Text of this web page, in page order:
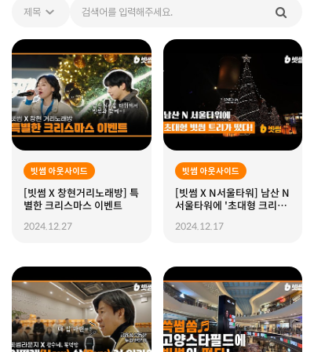
빗썸 아웃사이드
[빗썸 X 창현거리노래방] 특
별한 크리스마스 이벤트
2024.12.27
빗썸 아웃사이드
[빗썸 X N서울타워] 남산 N
서울타워에 '초대형 크리스
2024.12.17